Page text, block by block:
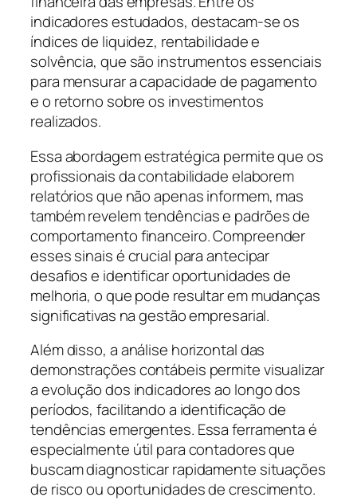
indicadores estudados, destacam-se os
índices de liquidez, rentabilidade e
solvência, que são instrumentos essenciais
para mensurar a capacidade de pagamento
e o retorno sobre os investimentos
realizados.
Essa abordagem estratégica permite que os
profissionais da contabilidade elaborem
relatórios que não apenas informem, mas
também revelem tendências e padrões de
comportamento financeiro. Compreender
esses sinais é crucial para antecipar
desafios e identificar oportunidades de
melhoria, o que pode resultar em mudanças
significativas na gestão empresarial.
Além disso, a análise horizontal das
demonstrações contábeis permite visualizar
a evolução dos indicadores ao longo dos
períodos, facilitando a identificação de
tendências emergentes. Essa ferramenta é
especialmente útil para contadores que
buscam diagnosticar rapidamente situações
de risco ou oportunidades de crescimento.